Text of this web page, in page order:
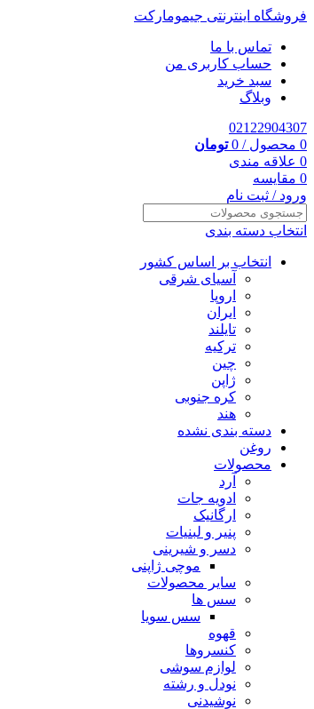
فروشگاه اینترنتی جیمومارکت
تماس با ما
حساب کاربری من
سبد خرید
وبلاگ
02122904307
0 محصول /
0 تومان
0 علاقه مندی
0 مقایسه
ورود / ثبت نام
انتخاب دسته بندی
انتخاب بر اساس کشور
آسیای شرقی
اروپا
ایران
تایلند
ترکیه
چین
ژاپن
کره جنوبی
هند
دسته بندی نشده
روغن
محصولات
آرد
ادویه جات
ارگانیک
پنیر و لبنیات
دسر و شیرینی
موچی ژاپنی
سایر محصولات
سس ها
سس سویا
قهوه
کنسروها
لوازم سوشی
نودل و رشته
نوشیدنی